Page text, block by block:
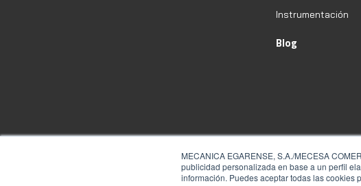
MECANICA EGARENSE, S.A./MECESA
publicidad personalizada en base a un perfil
información. Puedes aceptar todas las cookies
Instrumentación
Blog